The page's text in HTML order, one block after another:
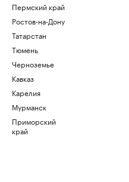
Пермский край
Ростов-на-Дону
Татарстан
Тюмень
Черноземье
Кавказ
Карелия
Мурманск
Приморский
край